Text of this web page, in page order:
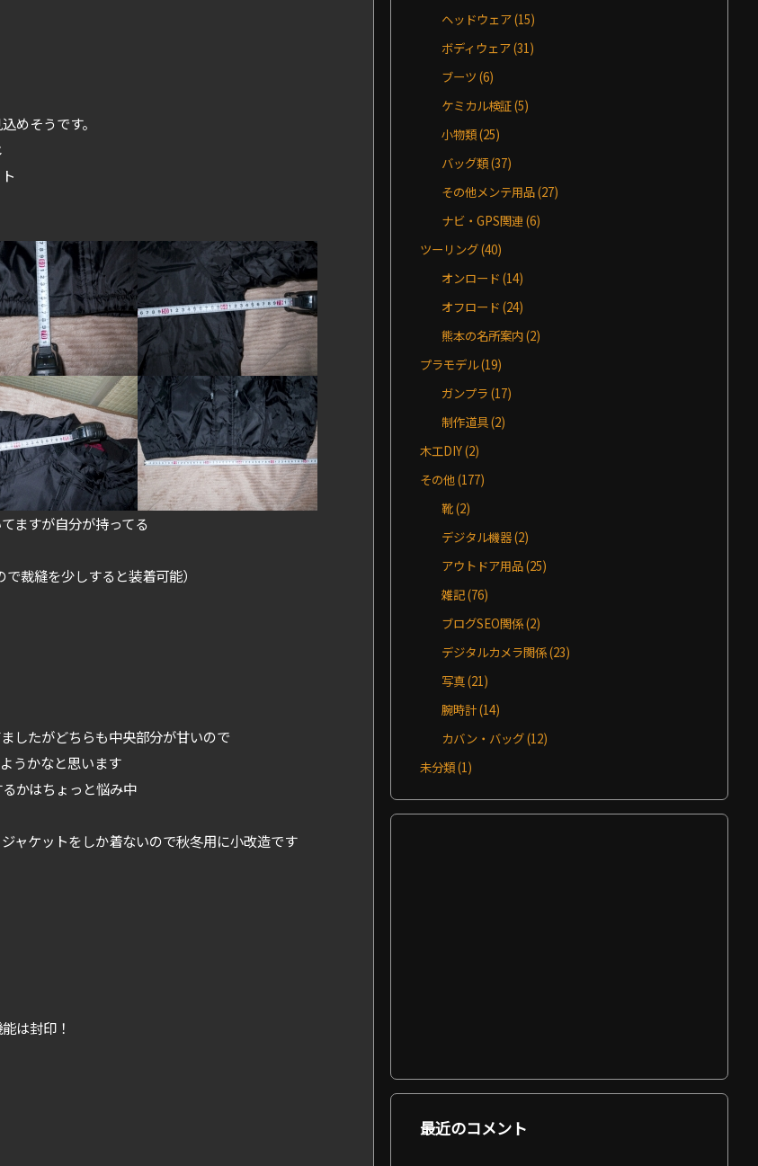
めそうです。
ますが自分が持ってる
裁縫を少しすると装着可能）
したがどちらも中央部分が甘いので
うかなと思います
かはちょっと悩み中
ャケットをしか着ないので秋冬用に小改造です
は封印！
ヘッドウェア(15)
ボディウェア(31)
ブーツ(6)
ケミカル検証(5)
小物類(25)
バッグ類(37)
その他メンテ用品(27)
ナビ・GPS関連(6)
ツーリング(40)
オンロード(14)
オフロード(24)
熊本の名所案内(2)
プラモデル(19)
ガンプラ(17)
制作道具(2)
木工DIY(2)
その他(177)
靴(2)
デジタル機器(2)
アウトドア用品(25)
雑記(76)
ブログSEO関係(2)
デジタルカメラ関係(23)
写真(21)
腕時計(14)
カバン・バッグ(12)
未分類(1)
最近のコメント